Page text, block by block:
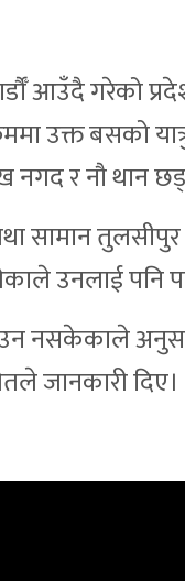
आउँदै गरेको
उक्त बसको
नगद र नौ थान
सामान
उनलाई पनि
नसकेकाले
जानकारी दिए।